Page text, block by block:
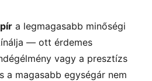
a legmagasabb minőségi
— ott érdemes
vagy a presztízs
a magasabb egységár nem